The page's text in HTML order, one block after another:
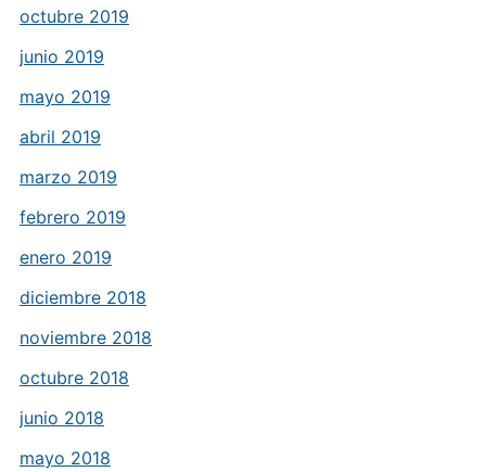
octubre 2019
junio 2019
mayo 2019
abril 2019
marzo 2019
febrero 2019
enero 2019
diciembre 2018
noviembre 2018
octubre 2018
junio 2018
mayo 2018